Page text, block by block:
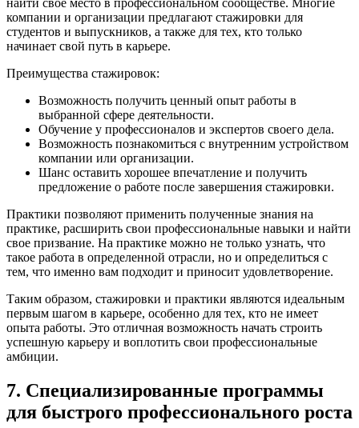
найти свое место в профессиональном сообществе. Многие
компании и организации предлагают стажировки для
студентов и выпускников, а также для тех, кто только
начинает свой путь в карьере.
Преимущества стажировок:
Возможность получить ценный опыт работы в
выбранной сфере деятельности.
Обучение у профессионалов и экспертов своего дела.
Возможность познакомиться с внутренним устройством
компании или организации.
Шанс оставить хорошее впечатление и получить
предложение о работе после завершения стажировки.
Практики позволяют применить полученные знания на
практике, расширить свои профессиональные навыки и найти
свое призвание. На практике можно не только узнать, что
такое работа в определенной отрасли, но и определиться с
тем, что именно вам подходит и приносит удовлетворение.
Таким образом, стажировки и практики являются идеальным
первым шагом в карьере, особенно для тех, кто не имеет
опыта работы. Это отличная возможность начать строить
успешную карьеру и воплотить свои профессиональные
амбиции.
7. Специализированные программы
для быстрого профессионального роста